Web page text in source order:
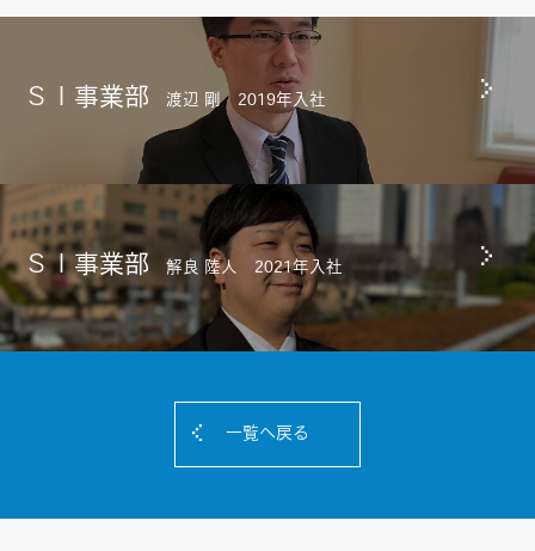
ＳＩ事業部 渡辺 剛 2019年入社
ＳＩ事業部 解良 陸人 2021年入社
一覧へ戻る